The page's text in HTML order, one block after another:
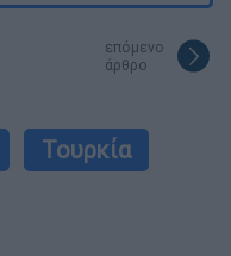
επόμενο
άρθρο
Τουρκία